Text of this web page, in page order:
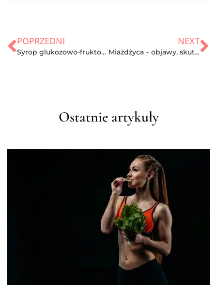
POPRZEDNI
Syrop glukozowo-fruktozowy – czy działa?
NEXT
Miażdżyca – objawy, skutki i leczenie
Ostatnie artykuły